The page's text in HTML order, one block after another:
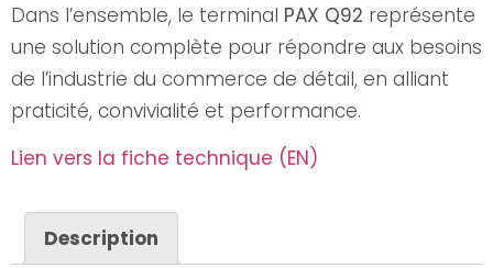
Dans l’ensemble, le terminal PAX Q92 représente
une solution complète pour répondre aux besoins
de l’industrie du commerce de détail, en alliant
praticité, convivialité et performance.
Lien vers la fiche technique (EN)
Description